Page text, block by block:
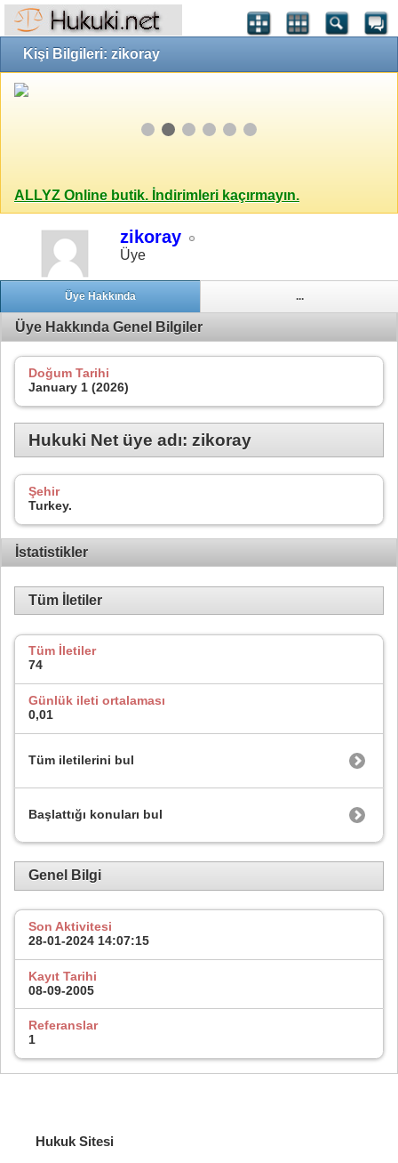
Kişi Bilgileri: zikoray
ALLYZ Online butik. İndirimleri kaçırmayın.
zikoray
Üye
Üye Hakkında ...
Üye Hakkında Genel Bilgiler
Doğum Tarihi
January 1 (2026)
Hukuki Net üye adı: zikoray
Şehir
Turkey.
İstatistikler
Tüm İletiler
Tüm İletiler
74
Günlük ileti ortalaması
0,01
Tüm iletilerini bul
Başlattığı konuları bul
Genel Bilgi
Son Aktivitesi
28-01-2024 14:07:15
Kayıt Tarihi
08-09-2005
Referanslar
1
Hukuk Sitesi